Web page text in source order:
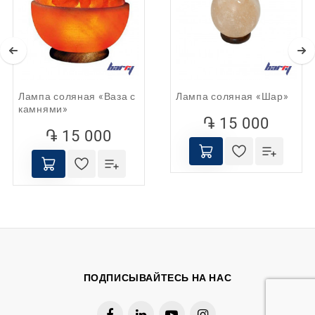
прибором мягкой ионизации воздуха, ее
рекомендуется оставлять включенной постоянно.
Особенности:
Ручная работа;
Естественный ионизатор воздуха;
Оздоровительное воздействие на
эмоциональное состояние и самочувствие;
Отличный аксессуар для любого интерьера;
аллергии, дерматите, патологиях эндокринной
Лампа соляная «Ваза с
камнями»
֏ 15 000
Лампа соляная «Шар»
֏ 15 000
ПОДПИСЫВАЙТЕСЬ НА НАС